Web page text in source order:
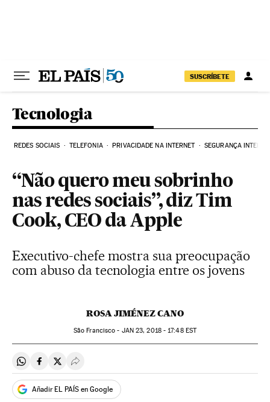
SUSCRÍBETE
Tecnologia
REDES SOCIAIS TELEFONIA PRIVACIDADE NA INTERNET SEGURANÇA
“Não quero meu sobrinho
nas redes sociais”, diz Tim
Cook, CEO da Apple
Executivo-chefe mostra sua preocupação
com abuso da tecnologia entre os jovens
ROSA JIMÉNEZ CANO
São Francisco - JAN23, 2018 - 17:48EST
Compartir en Whatsapp
Compartir en Facebook
Compartir en Twitter
Desplegar Redes Sociales
Añadir EL PAÍS en Google